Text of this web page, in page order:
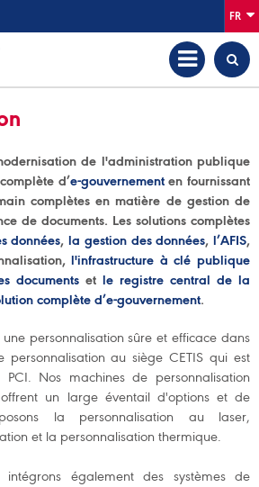
FR
de l'administration publique
d’e-gouvernementen fournissant
complètes en matière de gestion de
de documents. Les solutions complètes
données, la gestion des données, l’AFIS,
l'infrastructure à clé publique
documents et le registre central de la
complète d’e-gouvernement.
personnalisation sûre et efficace dans
au siège CETIS qui est
Nos machines de personnalisation
offrent un large éventail d'options et de
la personnalisation au laser,
et la personnalisation thermique.
intégrons également des systèmes de